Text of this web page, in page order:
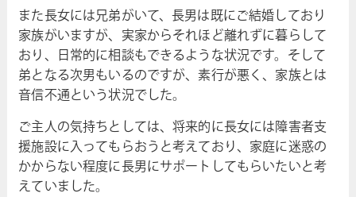
また長女には兄弟がいて、長男は既にご結婚しており
家族がいますが、実家からそれほど離れずに暮らして
おり、日常的に相談もできるような状況です。そして
弟となる次男もいるのですが、素行が悪く、家族とは
音信不通という状況でした。
ご主人の気持ちとしては、将来的に長女には障害者支
援施設に入ってもらおうと考えており、家庭に迷惑の
かからない程度に長男にサポートしてもらいたいと考
えていました。